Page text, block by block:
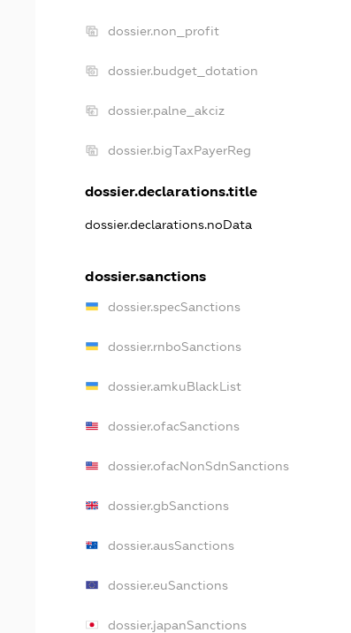
dossier.non_profit
dossier.budget_dotation
dossier.palne_akciz
dossier.bigTaxPayerReg
dossier.declarations.title
dossier.declarations.noData
dossier.sanctions
dossier.specSanctions
dossier.rnboSanctions
dossier.amkuBlackList
dossier.ofacSanctions
dossier.ofacNonSdnSanctions
dossier.gbSanctions
dossier.ausSanctions
dossier.euSanctions
dossier.japanSanctions